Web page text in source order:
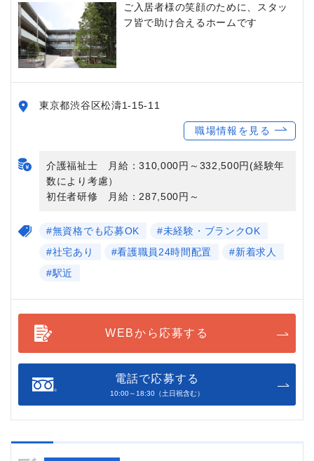
ご入居者様の笑顔のために、スタッ
フ皆で助け合えるホームです
東京都渋谷区松濤1-15-11
職場情報を見る
介護福祉士 月給：310,000円～332,500円(経験年
数により考慮）
初任者研修 月給：287,500円～
#無資格でも応募OK
#未経験・ブランクOK
#社宅あり
#看護職員24時間配置
#新着求人
#駅近
WEBから応募する
電話で応募する
10:00～18:30（土日祝含む）